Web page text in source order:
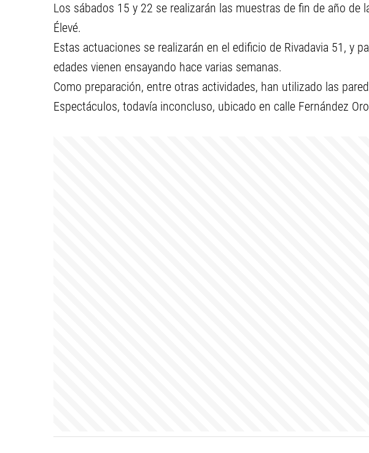
Los sábados 15 y 22 se realizarán las muestras de fin de año de
Élevé.
Estas actuaciones se realizarán en el edificio de Rivadavia 51, y
edades vienen ensayando hace varias semanas.
Como preparación, entre otras actividades, han utilizado las
Espectáculos, todavía inconcluso, ubicado en calle Fernández